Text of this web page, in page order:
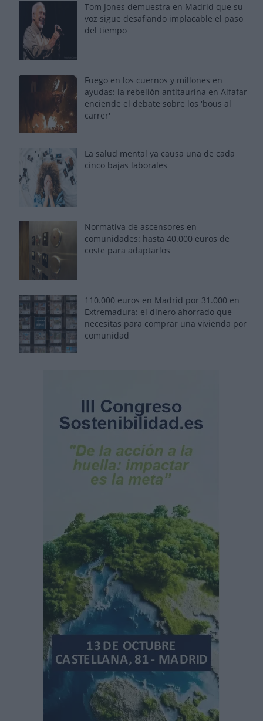
Tom Jones demuestra en Madrid que su
voz sigue desafiando implacable el paso
del tiempo
Fuego en los cuernos y millones en
ayudas: la rebelión antitaurina en Alfafar
enciende el debate sobre los 'bous al
carrer'
La salud mental ya causa una de cada
cinco bajas laborales
Normativa de ascensores en
comunidades: hasta 40.000 euros de
coste para adaptarlos
110.000 euros en Madrid por 31.000 en
Extremadura: el dinero ahorrado que
necesitas para comprar una vivienda por
comunidad